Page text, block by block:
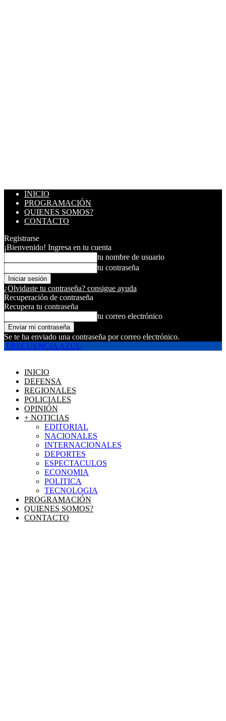
INICIO
PROGRAMACIÓN
QUIENES SOMOS?
CONTACTO
Registrarse
¡Bienvenido! Ingresa en tu cuenta
tu nombre de usuario
tu contraseña
¿Olvidaste tu contraseña? consigue ayuda
Recuperación de contraseña
Recupera tu contraseña
tu correo electrónico
Se te ha enviado una contraseña por correo electrónico.
FRECUENCIA AZUL
INICIO
DEFENSA
REGIONALES
POLICIALES
OPINIÓN
+ NOTICIAS
EDITORIAL
NACIONALES
INTERNACIONALES
DEPORTES
ESPECTACULOS
ECONOMIA
POLITICA
TECNOLOGIA
PROGRAMACIÓN
QUIENES SOMOS?
CONTACTO